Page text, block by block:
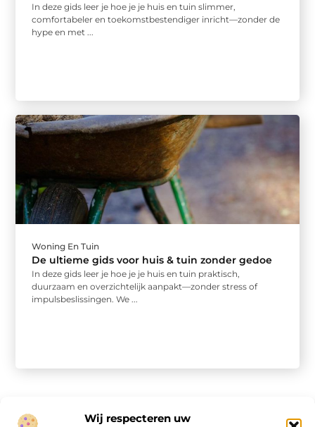
Wij respecteren uw
In deze gids leer je hoe je je huis en tuin slimmer,
comfortabeler en toekomstbestendiger inricht—zonder de
hype en met ...
Woning En Tuin
De ultieme gids voor huis & tuin zonder gedoe
In deze gids leer je hoe je je huis en tuin praktisch,
duurzaam en overzichtelijk aanpakt—zonder stress of
impulsbeslissingen. We ...